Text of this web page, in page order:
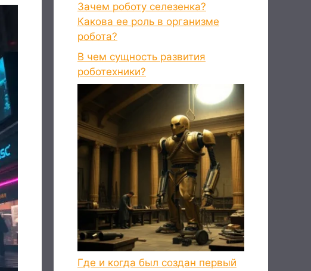
Зачем роботу селезенка?
Какова ее роль в организме
робота?
В чем сущность развития
роботехники?
Где и когда был создан первый